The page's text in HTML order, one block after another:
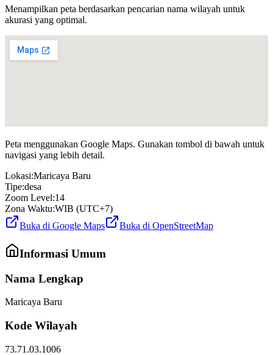
Menampilkan peta berdasarkan pencarian nama wilayah untuk
akurasi yang optimal.
Peta menggunakan Google Maps. Gunakan tombol di bawah untuk
navigasi yang lebih detail.
Lokasi:Maricaya Baru
Tipe:desa
Zoom Level:14
Zona Waktu:WIB (UTC+7)
Buka di Google Maps
Buka di OpenStreetMap
Informasi Umum
Nama Lengkap
Maricaya Baru
Kode Wilayah
73.71.03.1006